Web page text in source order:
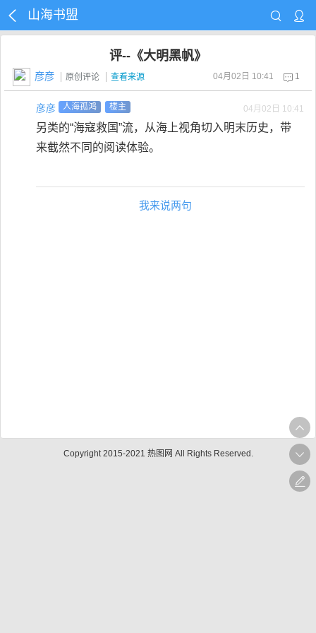
山海书盟
评--《大明黑帆》
彦彦 原创评论 查看来源 04月02日 10:41 1
彦彦 人海孤鸿 楼主 04月02日 10:41
另类的“海寇救国”流，从海上视角切入明末历史，带
来截然不同的阅读体验。
我来说两句
Copyright 2015-2021 热图网 All Rights Reserved.